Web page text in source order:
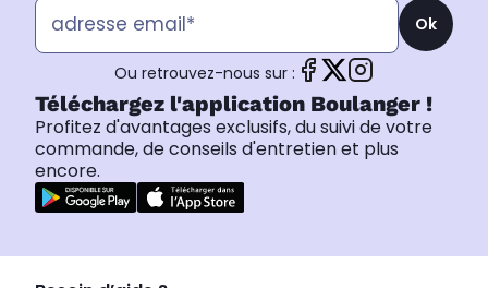
Ok
Ou retrouvez-nous sur :
Téléchargez l'application Boulanger !
Profitez d'avantages exclusifs, du suivi de votre
commande, de conseils d'entretien et plus
encore.